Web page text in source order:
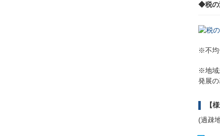
◆税の
※不均
※地域
発展
【
(過疎